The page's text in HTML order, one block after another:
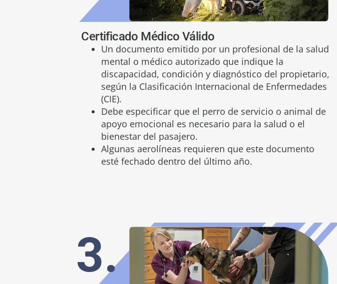
Certificado Médico Válido
Un documento emitido por un profesional de la salud
mental o médico autorizado que indique la
discapacidad, condición y diagnóstico del propietario,
según la Clasificación Internacional de Enfermedades
(CIE).
Debe especificar que el perro de servicio o animal de
apoyo emocional es necesario para la salud o el
bienestar del pasajero.
Algunas aerolíneas requieren que este documento
esté fechado dentro del último año.
3.